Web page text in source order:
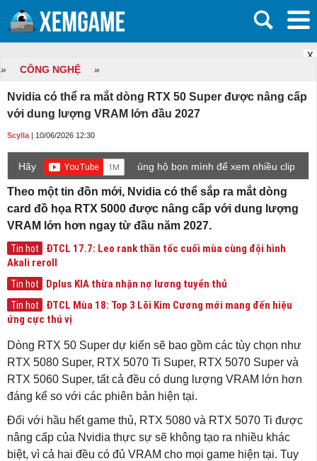
X
» CÔNG NGHỆ »
Nvidia có thể ra mắt dòng RTX 50 Super được nâng cấp
với dung lượng VRAM lớn đầu 2027
Scylla | 10/06/2026 12:30
Hãy
ủng hộ bọn mình để xem nhiều clip
game mới hơn nhé!
Theo một tin đồn mới, Nvidia có thể sắp ra mắt dòng
card đồ họa RTX 5000 được nâng cấp với dung lượng
VRAM lớn hơn ngay từ đầu năm 2027.
Tin hot
ĐTCL 17.7: Leo rank thần tốc cuối mùa cùng đội hình
Akali reroll
Tin hot Dplus KIA thừa nhận nợ lương tuyển thủ
Tin hot
ĐTCL Mùa 18: Top 3 Lõi Kim Cương mới mang đến hiệu
ứng cực thú vị
Dòng RTX 50 Super dự kiến ​​sẽ bao gồm các tùy chọn như
RTX 5080 Super, RTX 5070 Ti Super, RTX 5070 Super và
RTX 5060 Super, tất cả đều có dung lượng VRAM lớn hơn
đáng kể so với các phiên bản hiện tại.
Đối với hầu hết game thủ, RTX 5080 và RTX 5070 Ti được
nâng cấp của Nvidia thực sự sẽ không tạo ra nhiều khác
biệt, vì cả hai đều có đủ VRAM cho mọi game hiện tại. Tuy